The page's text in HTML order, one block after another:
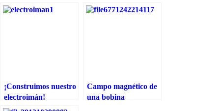
¡Construimos nuestro
electroimán!
Campo magnético de
una bobina